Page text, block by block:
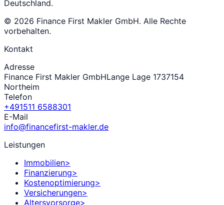
Deutschland.
© 2026 Finance First Makler GmbH. Alle Rechte
vorbehalten.
Kontakt
Adresse
Finance First Makler GmbHLange Lage 1737154
Northeim
Telefon
+491511 6588301
E-Mail
info@financefirst-makler.de
Leistungen
Immobilien>
Finanzierung>
Kostenoptimierung>
Versicherungen>
Altersvorsorge>